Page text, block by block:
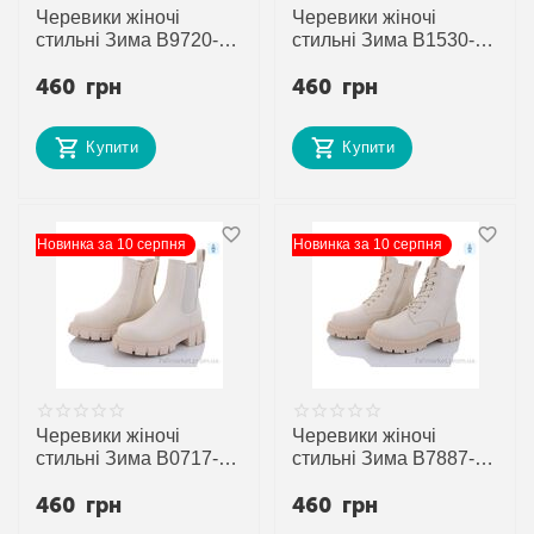
Черевики жіночі
стильні Зима B9720-1
"Trendy" недорого
постачальника
460 грн
Купити
Черевики жіночі
стильні Зима B1530-1
"Trendy" недорого
постачальника
460 грн
Купити
Новинка за 10 серпня
Черевики жіночі
стильні Зима B0717-1
"Trendy" недорого
460 грн
Новинка за 10 серпня
Черевики жіночі
стильні Зима B7887-1
"Trendy" недорого
460 грн